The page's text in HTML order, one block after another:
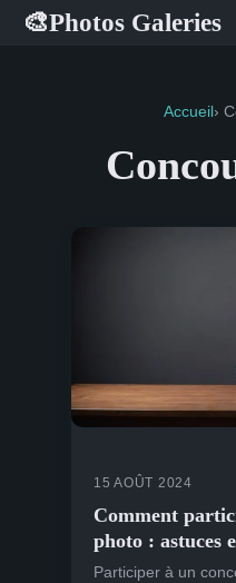
🎨Photos Galeries
Accueil ›
15 AOÛT 2024
Comment
photo : astuces
Participer à un